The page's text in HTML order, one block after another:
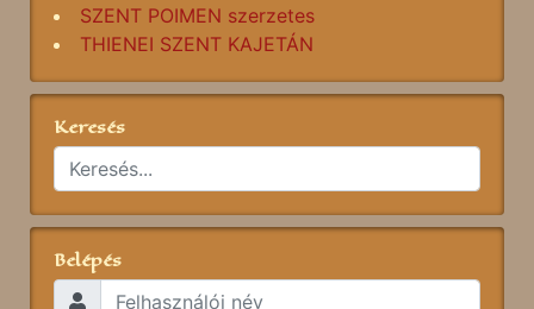
SZENT POIMEN szerzetes
THIENEI SZENT KAJETÁN
Keresés
Belépés